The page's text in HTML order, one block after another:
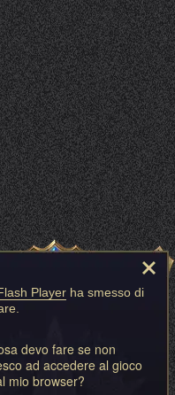
Player ha smesso di
devo fare se non
ad accedere al gioco
mio browser?